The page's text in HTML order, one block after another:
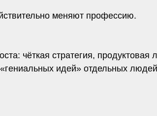
меняют профессию.
чёткая стратегия, продуктовая
идей» отдельных